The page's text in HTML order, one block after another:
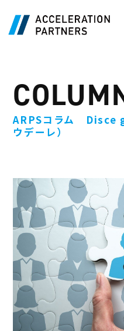
ARPSコラム Disce
ウデーレ）